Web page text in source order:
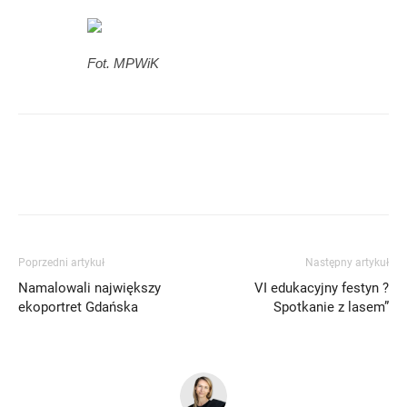
Fot. MPWiK
Poprzedni artykuł
Namalowali największy
ekoportret Gdańska
Następny artykuł
VI edukacyjny festyn ?
Spotkanie z lasem”